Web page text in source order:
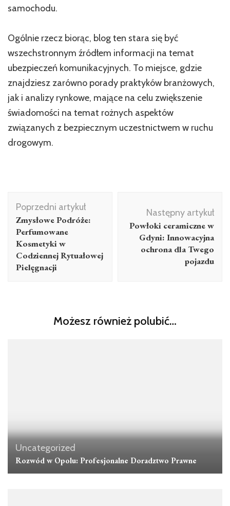
samochodu.
Ogólnie rzecz biorąc, blog ten stara się być
wszechstronnym źródłem informacji na temat
ubezpieczeń komunikacyjnych. To miejsce, gdzie
znajdziesz zarówno porady praktyków branżowych,
jak i analizy rynkowe, mające na celu zwiększenie
świadomości na temat rożnych aspektów
związanych z bezpiecznym uczestnictwem w ruchu
drogowym.
Nawigacja
wpisu
Poprzedni artykuł
Zmysłowe Podróże:
Perfumowane
Kosmetyki w
Codziennej Rytuałowej
Pielęgnacji
Następny artykuł
Powłoki ceramiczne w
Gdyni: Innowacyjna
ochrona dla Twego
pojazdu
Możesz również polubić…
Uncategorized
Rozwód w Opolu: Profesjonalne Doradztwo Prawne